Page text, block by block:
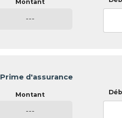
---
Prime d'assurance
---